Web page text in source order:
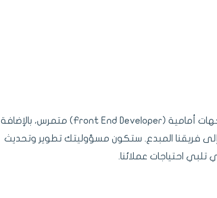
نحن في شركة جدارة نبحث عن مطور واجهات أمامية (Front End Developer) متمرس، بالإضافة
فريقنا المبدع. ستكون مسؤوليتك تطوير وتحديث
تلبي احتياجات عملائنا.